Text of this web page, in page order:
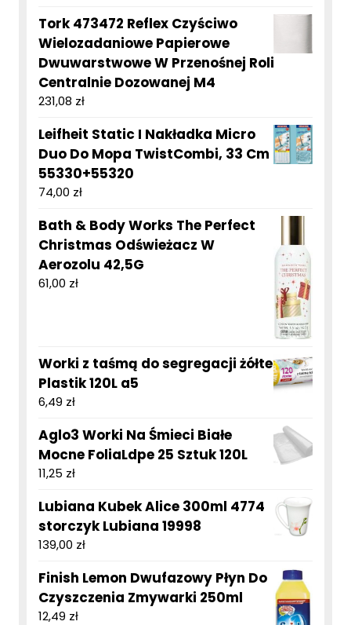
Tork 473472 Reflex Czyściwo
Wielozadaniowe Papierowe
Dwuwarstwowe W Przenośnej Roli
Centralnie Dozowanej M4
231,08 zł
Leifheit Static I Nakładka Micro
Duo Do Mopa TwistCombi, 33 Cm
55330+55320
74,00 zł
Bath & Body Works The Perfect
Christmas Odświeżacz W
Aerozolu 42,5G
61,00 zł
Worki z taśmą do segregacji żółte
Plastik 120L a5
6,49 zł
Aglo3 Worki Na Śmieci Białe
Mocne FoliaLdpe 25 Sztuk 120L
11,25 zł
Lubiana Kubek Alice 300ml 4774
storczyk Lubiana 19998
139,00 zł
Finish Lemon Dwufazowy Płyn Do
Czyszczenia Zmywarki 250ml
12,49 zł